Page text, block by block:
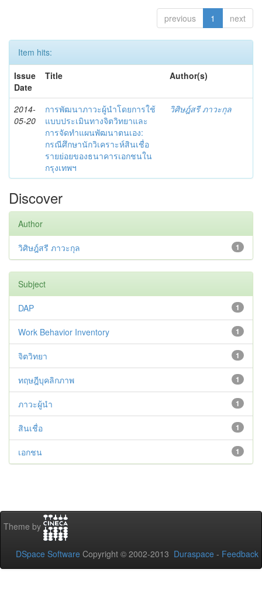
previous 1 next
Item hits:
Issue
Date
Title Author(s)
2014-
05-20
การพัฒนาภาวะผู้นำโดยการใช้
แบบประเมินทางจิตวิทยาและ
การจัดทำแผนพัฒนาตนเอง:
กรณีศึกษานักวิเคราะห์สินเชื่อ
รายย่อยของธนาคารเอกชนใน
กรุงเทพฯ
วิศิษฎ์สรี ภาวะกุล
Discover
Author
1
วิศิษฎ์สรี ภาวะกุล
Subject
1
DAP
1
Work Behavior Inventory
1
จิตวิทยา
1
ทฤษฎีบุคลิกภาพ
1
ภาวะผู้นำ
1
สินเชื่อ
1
เอกชน
Theme by
DSpace Software Copyright © 2002-2013 Duraspace - Feedback